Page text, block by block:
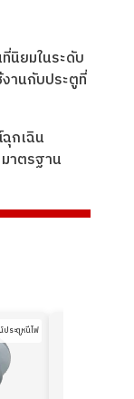
นิยมในระดับ
านกับประตูที่
กเฉิน
าตรฐาน
ระตูหนีไฟ